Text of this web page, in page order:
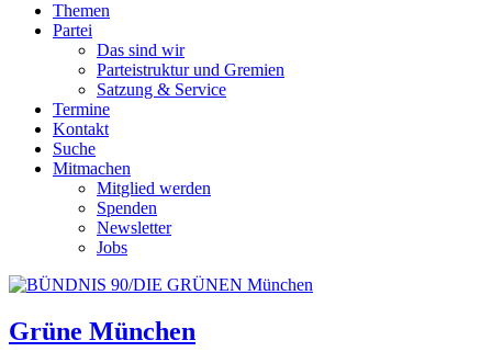
Themen
Partei
Das sind wir
Parteistruktur und Gremien
Satzung & Service
Termine
Kontakt
Suche
Mitmachen
Mitglied werden
Spenden
Newsletter
Jobs
Grüne München